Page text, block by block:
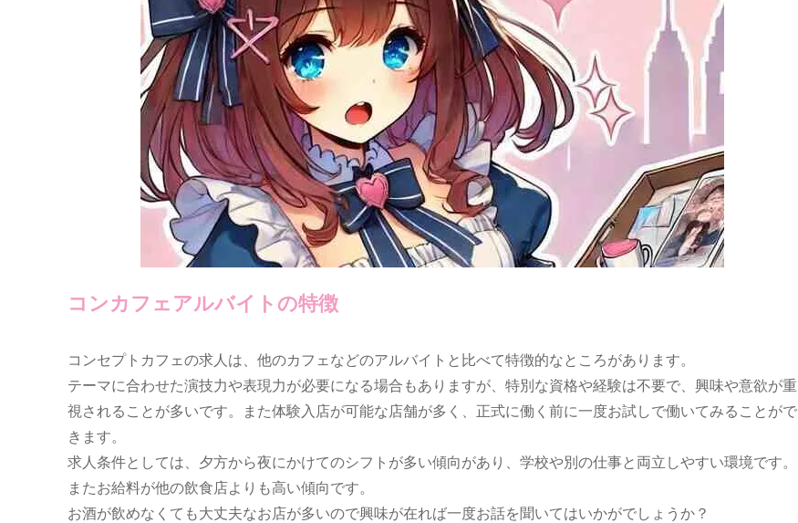
コンカフェアルバイトの特徴
コンセプトカフェの求人は、他のカフェなどのアルバイトと比べて特徴的なところがあります。
テーマに合わせた演技力や表現力が必要になる場合もありますが、特別な資格や経験は不要で、興味や意欲が重
視されることが多いです。また体験入店が可能な店舗が多く、正式に働く前に一度お試しで働いてみることがで
きます。
求人条件としては、夕方から夜にかけてのシフトが多い傾向があり、学校や別の仕事と両立しやすい環境です。
またお給料が他の飲食店よりも高い傾向です。
お酒が飲めなくても大丈夫なお店が多いので興味が在れば一度お話を聞いてはいかがでしょうか？